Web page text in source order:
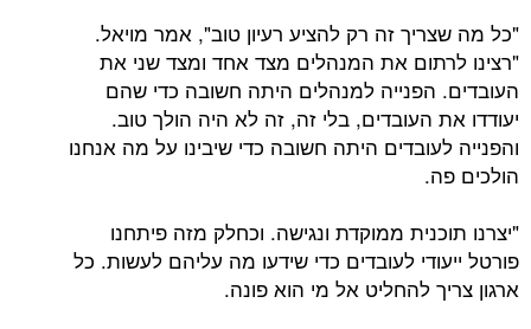
"כל מה שצריך זה רק להציע רעיון טוב", אמר מויאל.
"רצינו לרתום את המנהלים מצד אחד ומצד שני את
העובדים. הפנייה למנהלים היתה חשובה כדי שהם
יעודדו את העובדים, בלי זה, זה לא היה הולך טוב.
והפנייה לעובדים היתה חשובה כדי שיבינו על מה אנחנו
הולכים פה.
"יצרנו תוכנית ממוקדת ונגישה. וכחלק מזה פיתחנו
פורטל ייעודי לעובדים כדי שידעו מה עליהם לעשות. כל
ארגון צריך להחליט אל מי הוא פונה.